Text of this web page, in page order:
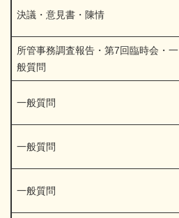
決議・意見書・陳情
所管事務調査報告・第7回臨時会・一
般質問
一般質問
一般質問
一般質問